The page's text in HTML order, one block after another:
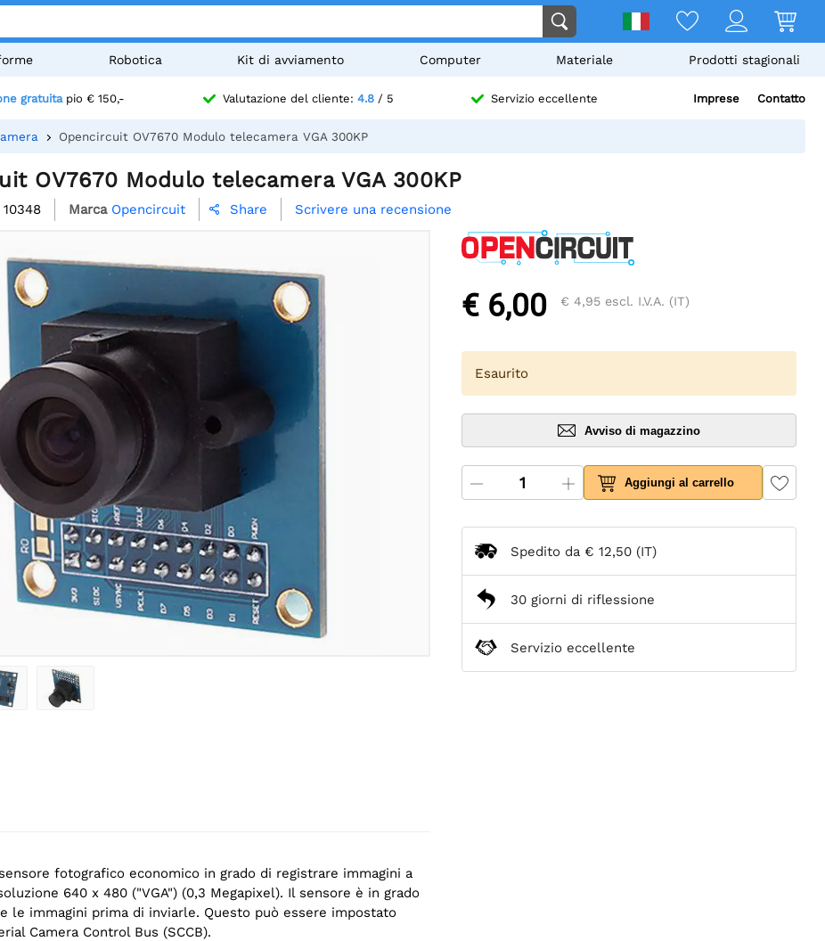
Robotica Kit di avviamento Computer Materiale Prodotti stagionali
gratuitapio € 150,- Valutazione del cliente: 4.8/ 5 Servizio eccellente Imprese Contatto
Opencircuit OV7670 Modulo telecamera VGA 300KP
OV7670 Modulo telecamera VGA 300KP
10348 Marca Opencircuit  Share Scrivere una recensione
fotografico economico in grado di registrare immagini a
640 x 480 ("VGA") (0,3 Megapixel). Il sensore è in grado
le immagini prima di inviarle. Questo può essere impostato
Camera Control Bus (SCCB).
€ 6,00 € 4,95 escl. I.V.A. (IT)
Esaurito
Avviso di magazzino
Aggiungi al carrello
Spedito da € 12,50 (IT)
30 giorni di riflessione
Servizio eccellente